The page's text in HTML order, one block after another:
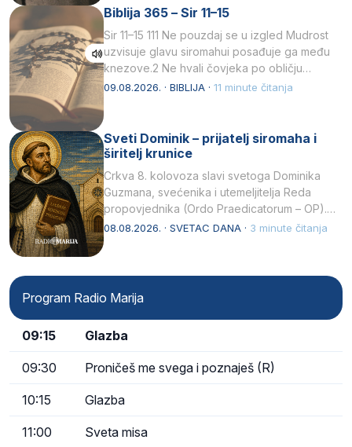
Biblija 365 – Sir 11–15
Sir 11–15 111 Ne pouzdaj se u izgled Mudrost
uzvisuje glavu siromahui posađuje ga među
knezove.2 Ne hvali čovjeka po obličju
njegovui…
09.08.2026. · BIBLIJA · 11 minute čitanja
Sveti Dominik – prijatelj siromaha i
širitelj krunice
Crkva 8. kolovoza slavi svetoga Dominika
Guzmana, svećenika i utemeljitelja Reda
propovjednika (Ordo Praedicatorum – OP).
Svojim životom, dubokom ljubavlju prema
08.08.2026. · SVETAC DANA · 3 minute čitanja
Program Radio Marija
09:15 Glazba
09:30 Proničeš me svega i poznaješ (R)
10:15 Glazba
11:00 Sveta misa